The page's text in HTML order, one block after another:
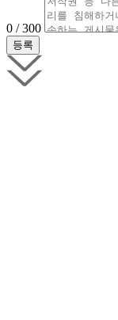
0 / 300